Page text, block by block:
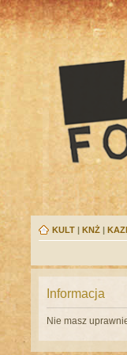
KULT | KNŻ |
Informacja
Nie masz